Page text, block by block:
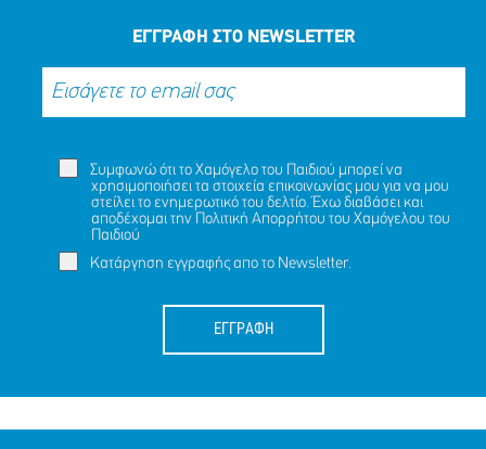
ΕΓΓΡΑΦΗ ΣΤΟ NEWSLETTER
Συμφωνώ ότι το Χαμόγελο του Παιδιού μπορεί να
χρησιμοποιήσει τα στοιχεία επικοινωνίας μου για να μου
στείλει το ενημερωτικό του δελτίο. Έχω διαβάσει και
αποδέχομαι την
Πολιτική Απορρήτου του Χαμόγελου του
Παιδιού
Κατάργηση εγγραφής απο το Newsletter.
ΕΓΓΡΑΦΗ